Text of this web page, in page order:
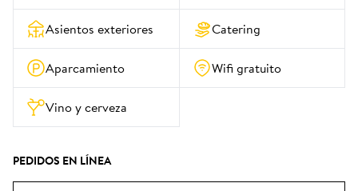
Asientos exteriores Catering
Aparcamiento Wifi gratuito
Vino y cerveza
PEDIDOS EN LÍNEA